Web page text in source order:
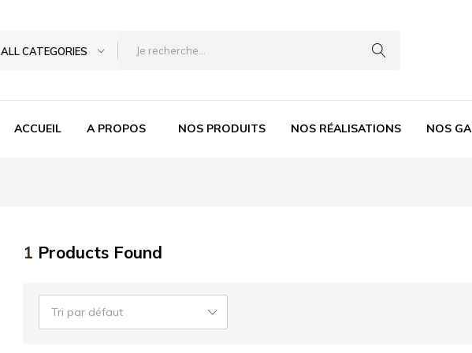
ALL CATEGORIES
ACCUEIL A PROPOS NOS PRODUITS NOS RÉALISATIONS NOS
1 Products Found
Tri par défaut